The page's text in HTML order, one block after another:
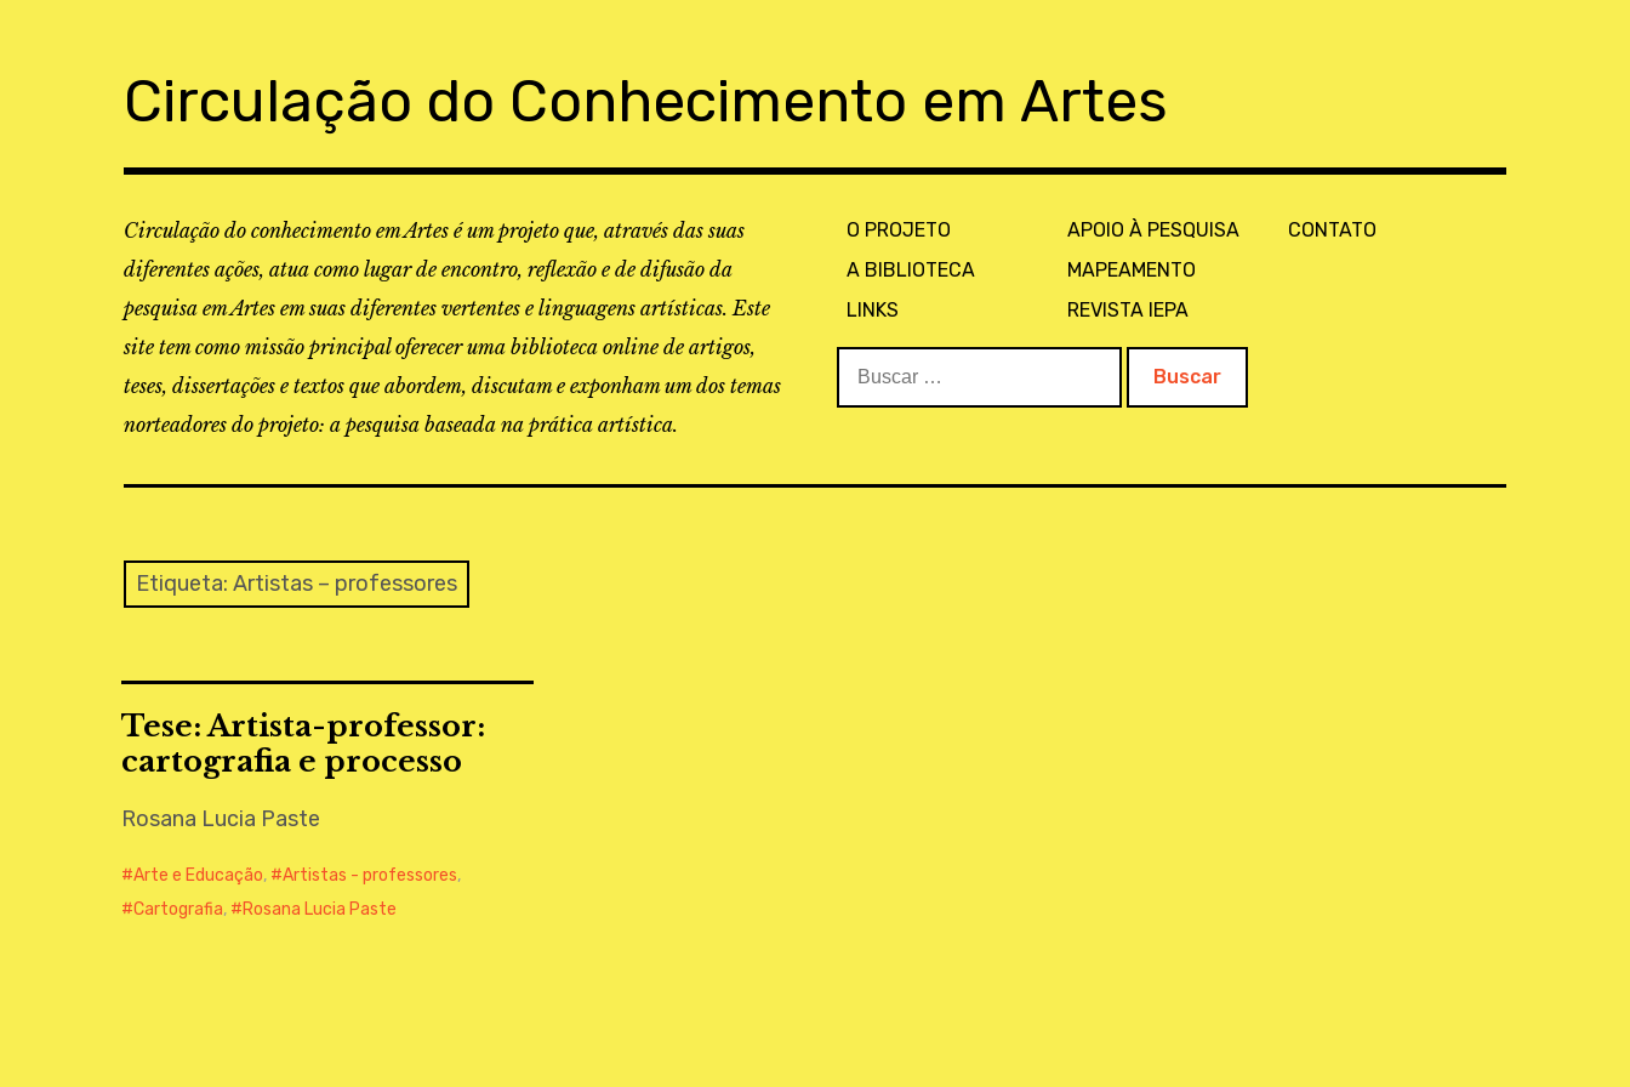
Circulação do Conhecimento em Artes
Circulação do conhecimento em Artes é um projeto que, através das suas
diferentes ações, atua como lugar de encontro, reflexão e de difusão da
pesquisa em Artes em suas diferentes vertentes e linguagens artísticas. Este
site tem como missão principal oferecer uma biblioteca online de artigos,
teses, dissertações e textos que abordem, discutam e exponham um dos temas
norteadores do projeto: a pesquisa baseada na prática artística.
O PROJETO
A BIBLIOTECA
LINKS
APOIO À PESQUISA
MAPEAMENTO
REVISTA IEPA
CONTATO
Etiqueta: Artistas – professores
Tese: Artista-professor:
cartografia e processo
Rosana Lucia Paste
Arte e Educação, Artistas - professores,
Cartografia, Rosana Lucia Paste